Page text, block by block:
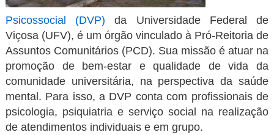
Psicossocial (DVP) da Universidade Federal de
Viçosa (UFV), é um órgão vinculado à Pró-Reitoria de
Assuntos Comunitários (PCD). Sua missão é atuar na
promoção de bem-estar e qualidade de vida da
comunidade universitária, na perspectiva da saúde
mental. Para isso, a DVP conta com profissionais de
psicologia, psiquiatria e serviço social na realização
de atendimentos individuais e em grupo.